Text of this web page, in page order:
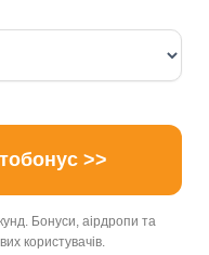
>>
Бонуси, аірдропи та
користувачів.